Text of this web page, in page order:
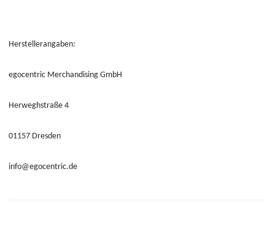
Herstellerangaben:
egocentric Merchandising GmbH
Herweghstraße 4
01157 Dresden
info@egocentric.de